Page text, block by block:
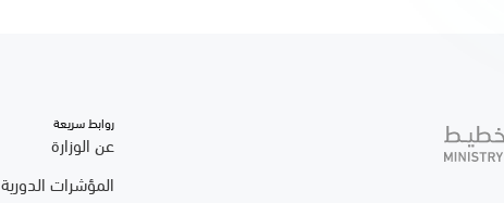
روابط سريعة
عن الوزارة
المؤشرات الدورية